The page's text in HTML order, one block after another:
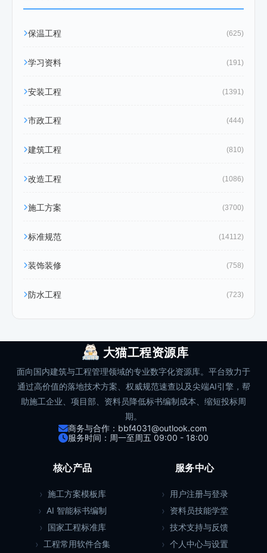
保温工程 (625)
学习资料 (191)
安装工程 (1391)
市政工程 (444)
建筑工程 (810)
改造工程 (1086)
施工方案 (3700)
标准规范 (14112)
装饰装修 (758)
防水工程 (723)
大猫工程资源库
面向国内建筑与工程管理领域的专业数字化资源库。平台致力于
通过高价值的落地技术方案、权威规范速查以及尖端AI引擎，帮
助施工企业、项目部、资料员降低标书编制成本、缩短投标周
期。
商务与合作：bbf4031@outlook.com
服务时间：周一至周五 09:00 - 18:00
核心产品
施工方案模板库
AI 智能标书编制
国家工程标准库
工程常用软件合集
服务中心
用户注册与登录
资料员技能学堂
技术支持与反馈
个人中心与设置